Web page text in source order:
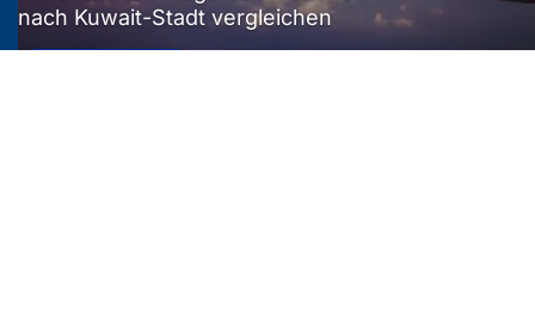
nach Kuwait-Stadt vergleichen